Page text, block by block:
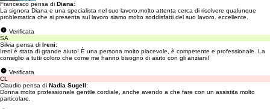
Francesco pensa di Diana:
La signora Diana e una specialista nel suo lavoro,molto attenta cerca di risolvere qualunque
problematica che si presenta sul lavoro siamo molto soddisfatti del suo lavoro. eccellente.
Verificata
SA
Silvia pensa di Ireni:
Ireni è stata di grande aiuto! È una persona molto piacevole, è competente e professionale. La
consiglio a tutti coloro che come me hanno bisogno di aiuto con gli anziani!
Verificata
CL
Claudio pensa di Nadia Sugell:
Donna molto professionale gentile cordiale, anche avendo a che fare con un assistita molto
particolare.